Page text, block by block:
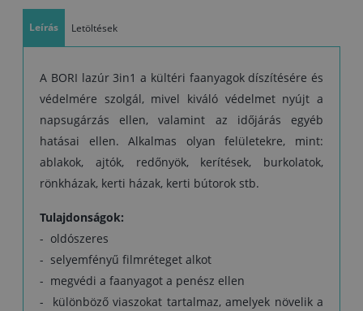
Leírás Letöltések
A BORI lazúr 3in1 a kültéri faanyagok díszítésére és
védelmére szolgál, mivel kiváló védelmet nyújt a
napsugárzás ellen, valamint az időjárás egyéb
hatásai ellen. Alkalmas olyan felületekre, mint:
ablakok, ajtók, redőnyök, kerítések, burkolatok,
rönkházak, kerti házak, kerti bútorok stb.
Tulajdonságok:
- oldószeres
- selyemfényű filmréteget alkot
- megvédi a faanyagot a penész ellen
- különböző viaszokat tartalmaz, amelyek növelik a